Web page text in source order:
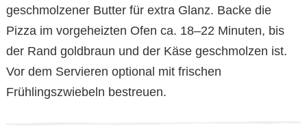
geschmolzener Butter für extra Glanz. Backe die
Pizza im vorgeheizten Ofen ca. 18–22 Minuten, bis
der Rand goldbraun und der Käse geschmolzen ist.
Vor dem Servieren optional mit frischen
Frühlingszwiebeln bestreuen.